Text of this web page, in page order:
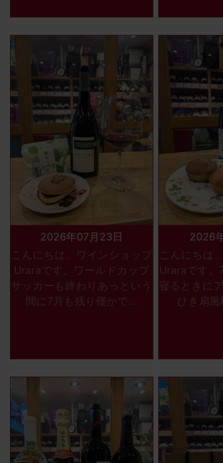
2026年07月23日
こんにちは、ワインショップ
Uraraです。ワールドカップ
サッカーも終わりあっという
間に7月も残り僅かで...
2026
こんにちは
Uraraです。
寝るときに
ひき扇